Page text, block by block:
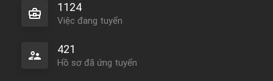
1124
Việc đang tuyển
421
Hồ sơ đã ứng tuyển